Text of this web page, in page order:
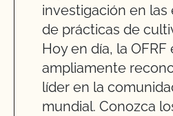
investigación en las
de prácticas de
Hoy en día, la OFRF
ampliamente
líder en la
mundial. Conozca